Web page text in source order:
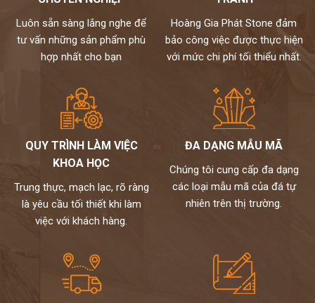
Luôn sẵn sàng lắng nghe để
tư vấn những sản phẩm phù
hợp nhất cho bạn
Hoàng Gia Phát Stone đảm
bảo công việc được thực hiện
với mức chi phí tối thiểu nhất.
QUY TRÌNH LÀM VIỆC
KHOA HỌC
Trung thực, mạch lạc, rõ ràng
là yêu cầu tối thiết khi làm
việc với khách hàng.
ĐA DẠNG MẪU MÃ
Chúng tôi cung cấp đa dạng
các loại mẫu mã của đá tự
nhiên trên thị trường.